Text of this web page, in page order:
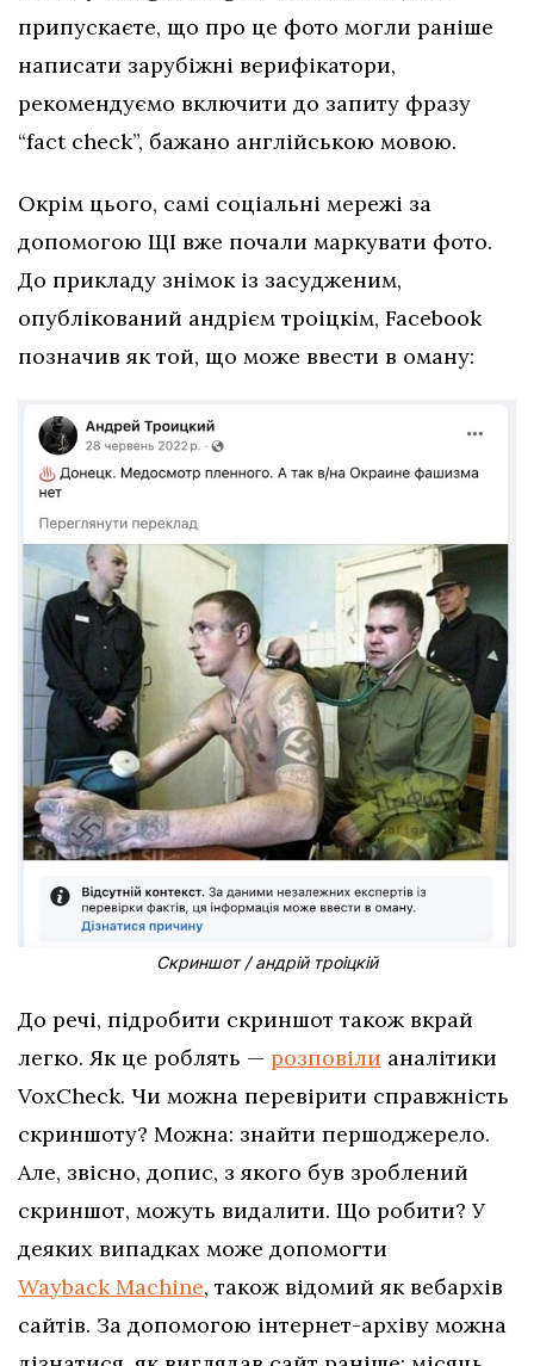
припускаєте, що про це фото могли раніше
написати зарубіжні верифікатори,
рекомендуємо включити до запиту фразу
“fact check”, бажано англійською мовою.
Окрім цього, самі соціальні мережі за
допомогою ЩІ вже почали маркувати фото.
До прикладу знімок із засудженим,
опублікований андрієм троіцкім, Facebook
позначив як той, що може ввести в оману:
Скриншот / андрій троіцкій
До речі, підробити скриншот також вкрай
легко. Як це роблять — розповіли аналітики
VoxCheck. Чи можна перевірити справжність
скриншоту? Можна: знайти першоджерело.
Але, звісно, допис, з якого був зроблений
скриншот, можуть видалити. Що робити? У
деяких випадках може допомогти
Wayback Machine, також відомий як вебархів
сайтів. За допомогою інтернет-архіву можна